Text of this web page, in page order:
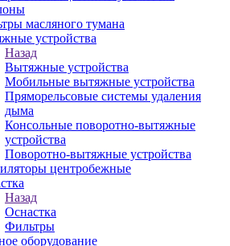
масляного тумана
устройства
Назад
Вытяжные устройства
Мобильные вытяжные устройства
Пряморельсовые системы удаления
дыма
Консольные поворотно-вытяжные
устройства
Поворотно-вытяжные устройства
центробежные
Назад
Оснастка
Фильтры
оборудование